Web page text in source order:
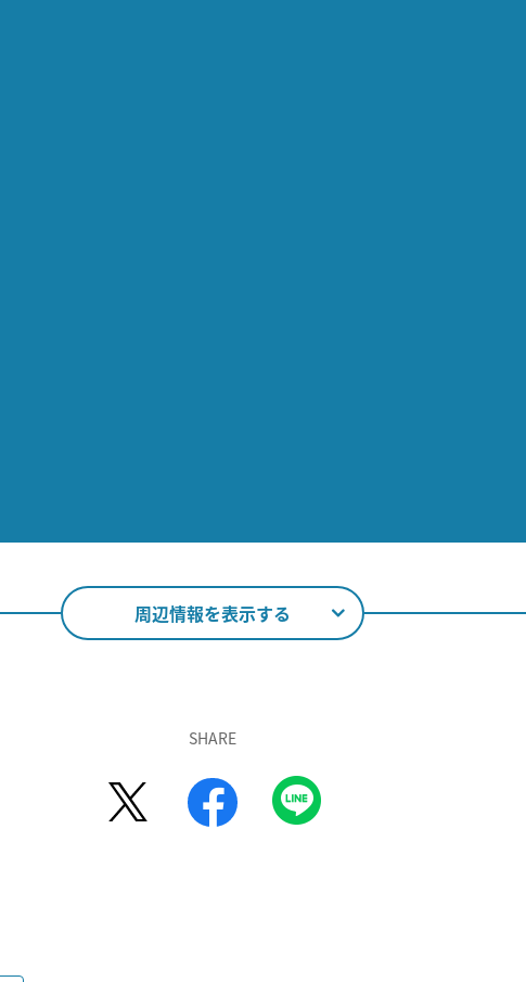
周辺情報を表示する
SHARE